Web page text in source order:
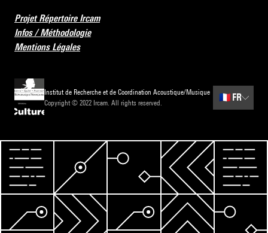
Projet Répertoire Ircam
Infos / Méthodologie
Mentions Légales
Institut de Recherche et de Coordination Acoustique/Musique
Copyright © 2022 Ircam. All rights reserved.
🇫🇷 FR